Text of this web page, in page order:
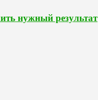
нужный результат